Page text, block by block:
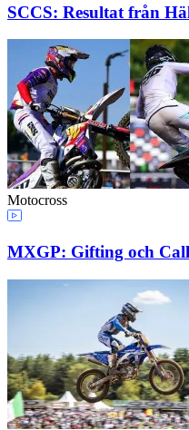
SCCS: Resultat från
Motocross
MXGP: Gifting och